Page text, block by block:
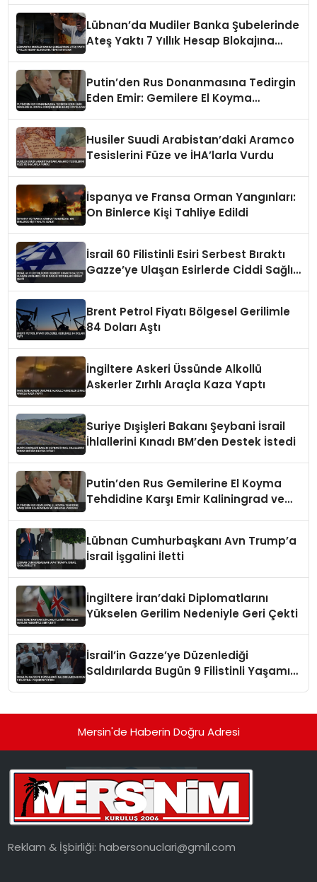
Lübnan’da Mudiler Banka Şubelerinde
Ateş Yaktı 7 Yıllık Hesap Blokajına
Putin’den Rus Donanmasına Tedirgin
Eden Emir: Gemilere El Koyma
Husiler Suudi Arabistan’daki Aramco
Tesislerini Füze ve İHA’larla Vurdu
İspanya ve Fransa Orman Yangınları:
On Binlerce Kişi Tahliye Edildi
İsrail 60 Filistinli Esiri Serbest Bıraktı
Gazze’ye Ulaşan Esirlerde Ciddi Sağlık
Brent Petrol Fiyatı Bölgesel Gerilimle
84 Doları Aştı
İngiltere Askeri Üssünde Alkollü
Askerler Zırhlı Araçla Kaza Yaptı
Suriye Dışişleri Bakanı Şeybani İsrail
İhlallerini Kınadı BM’den Destek İstedi
Putin’den Rus Gemilerine El Koyma
Tehdidine Karşı Emir Kaliningrad ve
Lübnan Cumhurbaşkanı Avn Trump’a
İsrail İşgalini İletti
İngiltere İran’daki Diplomatlarını
Yükselen Gerilim Nedeniyle Geri Çekti
İsrail’in Gazze’ye Düzenlediği
Saldırılarda Bugün 9 Filistinli Yaşamını
Mersin'de Haberin Doğru Adresi
Reklam & İşbirliği:habersonuclari@gmil.com